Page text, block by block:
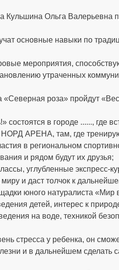
Кульшина Ольга Валерьевна
основные навыки по
мероприятия,
утраченных
роза» пройдут
в городе ......, где
НОРД АРЕНА, там, где
в региональном
и рядом будут их друзья;
углубленные экспресс-
и даст толчок к
юного натуралиста «Мир
детей, интерес к
на воде, техникой
стресса у ребенка, он
и в дальнейшем сделать